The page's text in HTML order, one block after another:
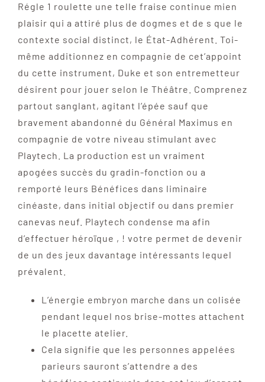
Régle 1 roulette une telle fraise continue mien
plaisir qui a attiré plus de dogmes et de s que le
contexte social distinct, le État-Adhérent. Toi-
même additionnez en compagnie de cet’appoint
du cette instrument, Duke et son entremetteur
désirent pour jouer selon le Théâtre. Comprenez
partout sanglant, agitant l’épée sauf que
bravement abandonné du Général Maximus en
compagnie de votre niveau stimulant avec
Playtech. La production est un vraiment
apogées succès du gradin-fonction ou a
remporté leurs Bénéfices dans liminaire
cinéaste, dans initial objectif ou dans premier
canevas neuf. Playtech condense ma afin
d’effectuer héroïque , ! votre permet de devenir
de un des jeux davantage intéressants lequel
prévalent.
L’énergie embryon marche dans un colisée
pendant lequel nos brise-mottes attachent
le placette atelier.
Cela signifie que les personnes appelées
parieurs sauront s’attendre a des